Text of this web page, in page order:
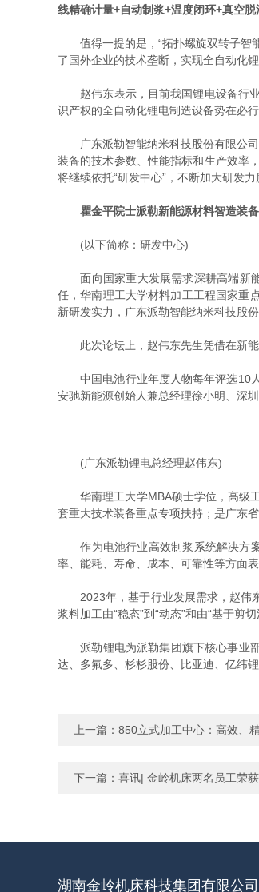
线精确计量+自动制浆+温度闭环+真空
值得一提的是，“拓扑螺旋双转子智能
了国外企业的技术垄断，实现全自动化
赵伟东表示，目前我国锂电设备行业
识产权的全自动化锂电制造设备势在必行
广东派勒智能纳米科技股份有限公司
装备的技术参数、性能指标和生产效率
将继续依托“研发中心”，不断加大研发
瞿金平院士派勒新能源材料智造装
(以下简称：研发中心)
面向国家重大发展需求深耕高端新能
任，华南理工大学材料加工工程国家重
新研发实力，广东派勒智能纳米科技股
此次论坛上，赵伟东先生凭借在新能
中国电池行业年度人物每年评选10人
安驰新能源创始人兼总经理徐小明、深
(广东派勒锂电总经理赵伟东)
华南理工大学MBA硕士学位，高级工
套重大技术装备重点专项扶持；是广东
作为电池行业高效制浆系统解决方案
率、能耗、寿命、成本、可靠性等方面
2023年，基于行业发展需求，赵伟东
浆料加工由“稳态”到“动态”和由“基于剪
派勒锂电为派勒集团旗下核心事业部
达、多氟多、杉杉股份、比亚迪、亿纬
上一篇： 850立式加工中心：高效、
下一篇： 喜讯| 金岭机床两名员工荣
湖南金岭机床科技集团有限公司